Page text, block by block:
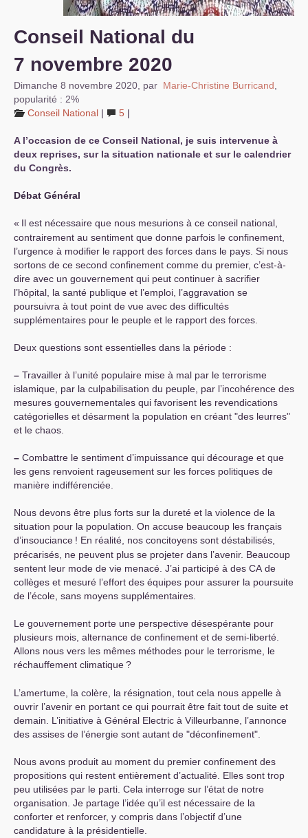
Conseil National du
7 novembre 2020
Dimanche 8 novembre 2020 par Marie-Christine Burricand
popularité : 2%
Conseil National | 5 |
A l’occasion de ce Conseil National, je suis intervenue à
deux reprises, sur la situation nationale et sur le calendrier
du Congrès.
Débat Général
« Il est nécessaire que nous mesurions à ce conseil national,
contrairement au sentiment que donne parfois le confinement,
l’urgence à modifier le rapport des forces dans le pays. Si nous
sortons de ce second confinement comme du premier, c’est-à-
dire avec un gouvernement qui peut continuer à sacrifier
l’hôpital, la santé publique et l’emploi, l’aggravation se
poursuivra à tout point de vue avec des difficultés
supplémentaires pour le peuple et le rapport des forces.
Deux questions sont essentielles dans la période :
– Travailler à l’unité populaire mise à mal par le terrorisme
islamique, par la culpabilisation du peuple, par l’incohérence des
mesures gouvernementales qui favorisent les revendications
catégorielles et désarment la population en créant "des leurres"
et le chaos.
– Combattre le sentiment d’impuissance qui décourage et que
les gens renvoient rageusement sur les forces politiques de
manière indifférenciée.
Nous devons être plus forts sur la dureté et la violence de la
situation pour la population. On accuse beaucoup les français
d’insouciance ! En réalité, nos concitoyens sont déstabilisés,
précarisés, ne peuvent plus se projeter dans l’avenir. Beaucoup
sentent leur mode de vie menacé. J’ai participé à des CA de
collèges et mesuré l’effort des équipes pour assurer la poursuite
de l’école, sans moyens supplémentaires.
Le gouvernement porte une perspective désespérante pour
plusieurs mois, alternance de confinement et de semi-liberté.
Allons nous vers les mêmes méthodes pour le terrorisme, le
réchauffement climatique?
L’amertume, la colère, la résignation, tout cela nous appelle à
ouvrir l’avenir en portant ce qui pourrait être fait tout de suite et
demain. L’initiative à Général Electric à Villeurbanne, l’annonce
des assises de l’énergie sont autant de "déconfinement".
Nous avons produit au moment du premier confinement des
propositions qui restent entièrement d’actualité. Elles sont trop
peu utilisées par le parti. Cela interroge sur l’état de notre
organisation. Je partage l’idée qu’il est nécessaire de la
conforter et renforcer, y compris dans l’objectif d’une
candidature à la présidentielle.